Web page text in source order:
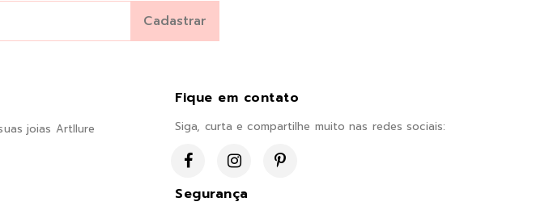
joias Artllure
Fique em contato
Siga, curta e compartilhe muito nas redes sociais:
Segurança